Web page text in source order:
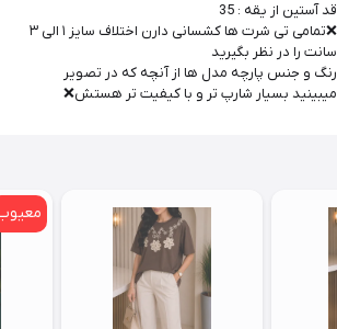
قد آستین از یقه : 35
❌تمامی تی شرت ها کشسانی دارن اختلاف سایز ۱ الی ۳
سانت را در نظر بگیرید
رنگ و جنس پارچه مدل ها از آنچه که در تصویر
میبینید بسیار شارپ تر و با کیفیت تر هستش❌